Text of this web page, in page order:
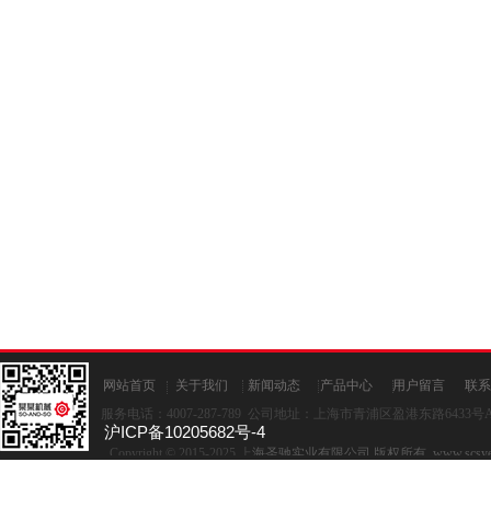
网站首页 关于我们 新闻动态 产品中心 用户留言
联
服务电话：4007-287-789 公司地址：上海市青浦区盈港东路6433号
沪ICP备10205682号-4
Copyright © 2015-2025,上 海圣驰实业有限公司 版权所有